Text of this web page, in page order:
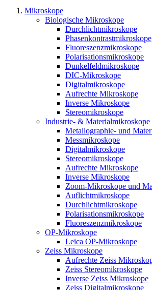
Mikroskope
Biologische Mikroskope
Durchlichtmikroskope
Phasenkontrastmikroskope
Fluoreszenzmikroskope
Polarisationsmikroskope
Dunkelfeldmikroskope
DIC-Mikroskope
Digitalmikroskope
Aufrechte Mikroskope
Inverse Mikroskope
Stereomikroskope
Industrie- & Materialmikroskope
Metallographie- und
Messmikroskope
Digitalmikroskope
Stereomikroskope
Aufrechte Mikroskope
Inverse Mikroskope
Zoom-Mikroskope und
Auflichtmikroskope
Durchlichtmikroskope
Polarisationsmikroskope
Fluoreszenzmikroskope
OP-Mikroskope
Leica OP-Mikroskope
Zeiss Mikroskope
Aufrechte Zeiss
Zeiss Stereomikroskope
Inverse Zeiss Mikroskope
Zeiss Digitalmikroskope